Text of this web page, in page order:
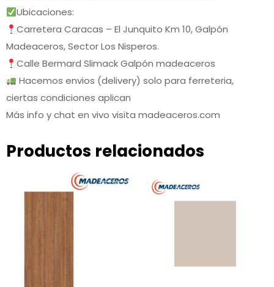
Ubicaciones:
Carretera Caracas – El Junquito Km 10, Galpón
Madeaceros, Sector Los Nisperos.
Calle Bermard Slimack Galpón madeaceros
Hacemos envios (delivery) solo para ferreteria,
ciertas condiciones aplican
Más info y chat en vivo visita madeaceros.com
Productos relacionados